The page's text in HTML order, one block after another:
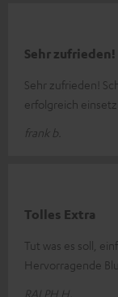
Sehr zufrieden!
Sehr zufrieden!
erfolgreich
frank b.
Tolles Extra
Tut was es soll,
Hervorragende
RALPH H.